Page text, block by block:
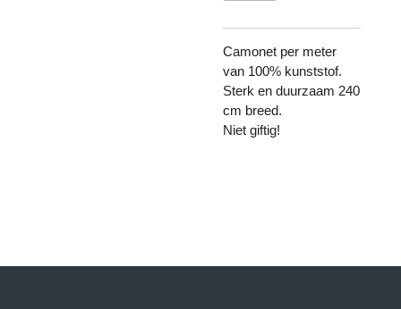
Camonet per meter
van 100% kunststof.
Sterk en duurzaam 240
cm breed.
Niet giftig!